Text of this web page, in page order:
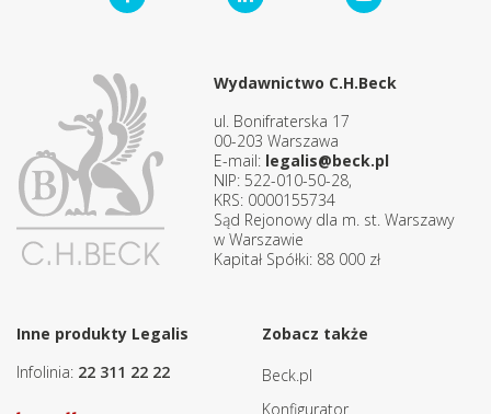
Wydawnictwo C.H.Beck
ul. Bonifraterska 17
00-203 Warszawa
E-mail: legalis@beck.pl
NIP: 522-010-50-28,
KRS: 0000155734
Sąd Rejonowy dla m. st. Warszawy
w Warszawie
Kapitał Spółki: 88 000 zł
Inne produkty Legalis
Infolinia: 22 311 22 22
Zobacz także
Beck.pl
Konfigurator